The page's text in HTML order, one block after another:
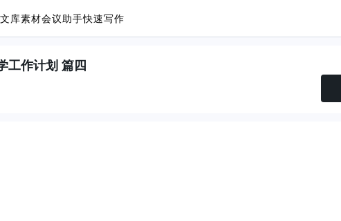
文库素材会议助手快速写作
工作计划 篇四